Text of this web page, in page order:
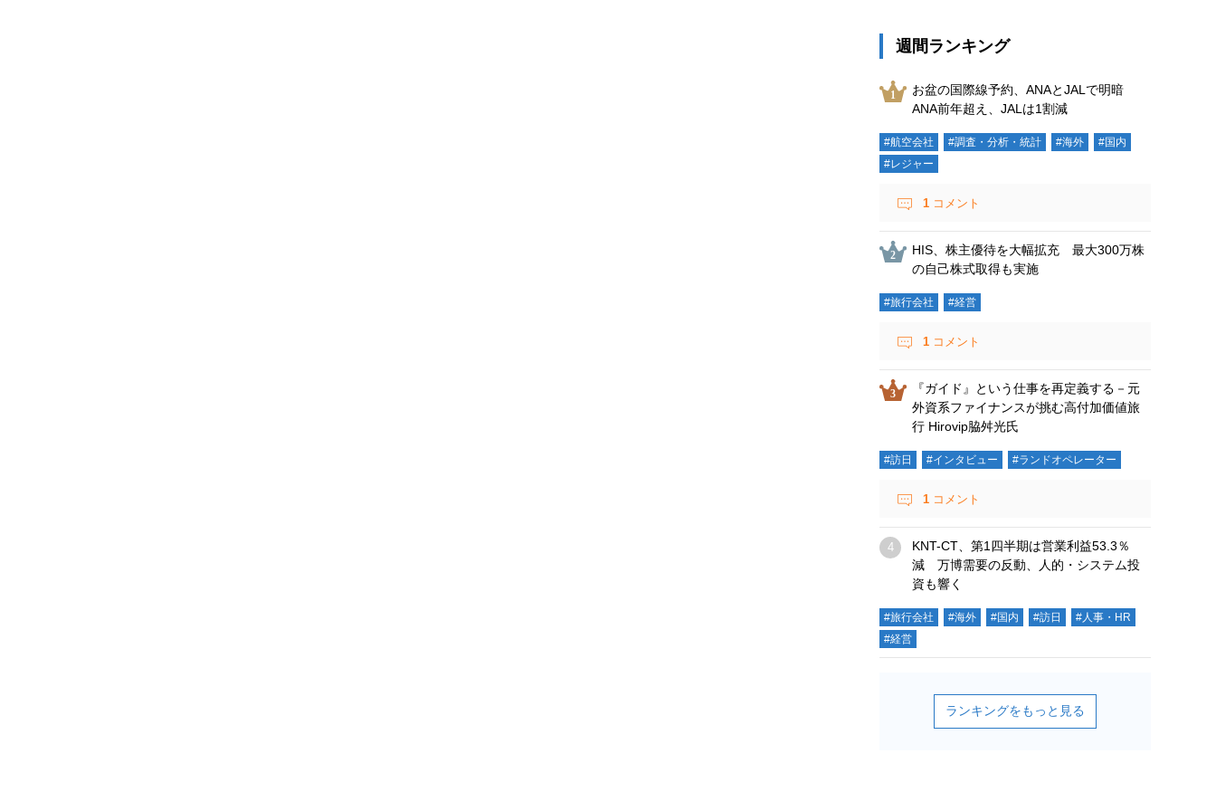
週間ランキング
お盆の国際線予約、ANAとJALで明暗
ANA前年超え、JALは1割減
#航空会社 #調査・分析・統計 #海外
#国内
#レジャー
1 コメント
HIS、株主優待を大幅拡充 最大300万株
の自己株式取得も実施
#旅行会社 #経営
1 コメント
『ガイド』という仕事を再定義する－元
外資系ファイナンスが挑む高付加価値旅
行 Hirovip脇舛光氏
#訪日 #インタビュー #ランドオペレーター
1 コメント
KNT-CT、第1四半期は営業利益53.3％
減 万博需要の反動、人的・システム投
資も響く
#旅行会社 #海外 #国内 #訪日
#人事・HR
#経営